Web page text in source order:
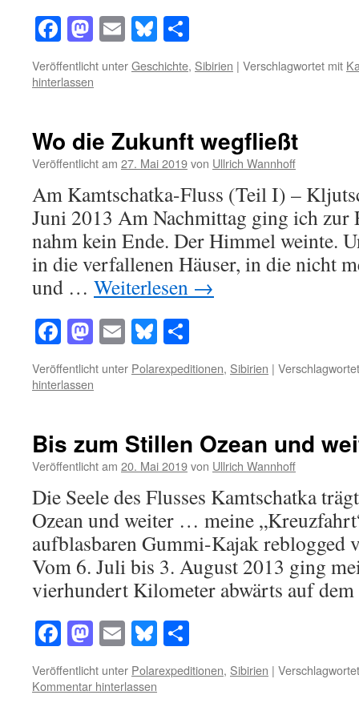
Facebook
Mastodon
EmailBluesky
Veröffentlicht unterGeschichte, Sibirien | Verschlagwortet mit
hinterlassen
Wo die Zukunft wegfließt
Veröffentlicht am 27. Mai 2019von Ullrich Wannhoff
Am Kamtschatka-Fluss (Teil I) –
Juni 2013 Am Nachmittag ging ich zur
nahm kein Ende. Der Himmel weinte.
in die verfallenen Häuser, in die nicht
und … Weiterlesen →
Facebook
Mastodon
EmailBluesky
Veröffentlicht unter Polarexpeditionen, Sibirien |
hinterlassen
Bis zum Stillen Ozean und
Veröffentlicht am 20. Mai 2019von Ullrich Wannhoff
Die Seele des Flusses Kamtschatka
Ozean und weiter … meine
aufblasbaren Gummi-Kajak reblogged
Vom 6. Juli bis 3. August 2013 ging
vierhundert Kilometer abwärts auf
Facebook
Mastodon
EmailBluesky
Veröffentlicht unter Polarexpeditionen, Sibirien |
Kommentar hinterlassen